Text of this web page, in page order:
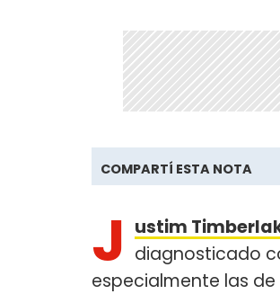
COMPARTÍ ESTA NOTA
J ustim
diagnosticado
especialmente las